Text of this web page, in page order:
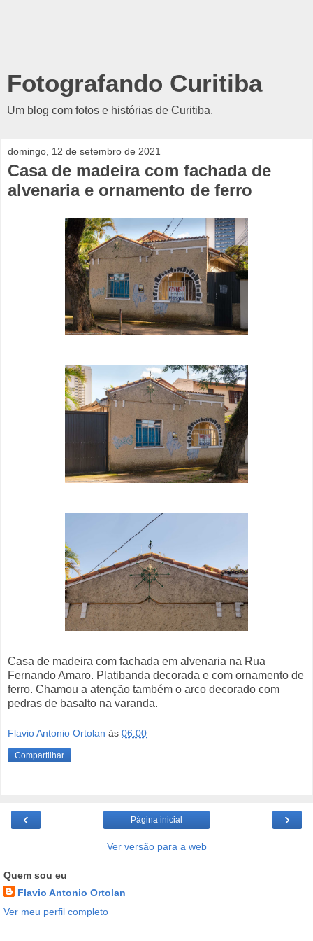
Fotografando Curitiba
Um blog com fotos e histórias de Curitiba.
domingo, 12 de setembro de 2021
Casa de madeira com fachada de
alvenaria e ornamento de ferro
Casa de madeira com fachada em alvenaria na Rua
Fernando Amaro. Platibanda decorada e com ornamento de
ferro. Chamou a atenção também o arco decorado com
pedras de basalto na varanda.
Flavio Antonio Ortolan às 06:00
Compartilhar
‹ ›
Página inicial
Ver versão para a web
Quem sou eu
Flavio Antonio Ortolan
Ver meu perfil completo